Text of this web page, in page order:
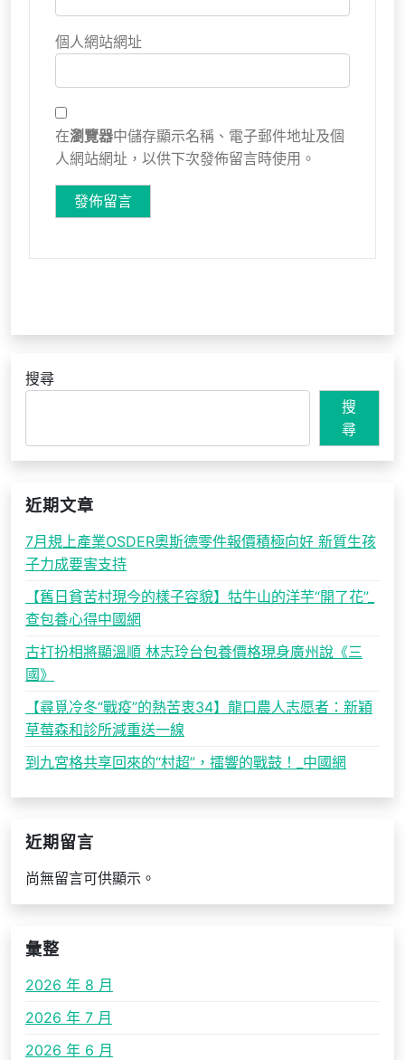
個人網站網址
在瀏覽器中儲存顯示名稱、電子郵件地址及個
人網站網址，以供下次發佈留言時使用。
搜尋
搜
尋
近期文章
7月規上產業OSDER奧斯德零件報價積極向好 新質生孩
子力成要害支持
【舊日貧苦村現今的樣子容貌】牯牛山的洋芋“開了花”_
查包養心得中國網
古打扮相將顯溫順 林志玲台包養價格現身廣州說《三
國》
【尋覓冷冬“戰疫”的熱苦衷34】龍口農人志愿者：新穎
草莓森和診所減重送一線
到九宮格共享回來的“村超”，擂響的戰鼓！_中國網
近期留言
尚無留言可供顯示。
彙整
2026 年 8 月
2026 年 7 月
2026 年 6 月